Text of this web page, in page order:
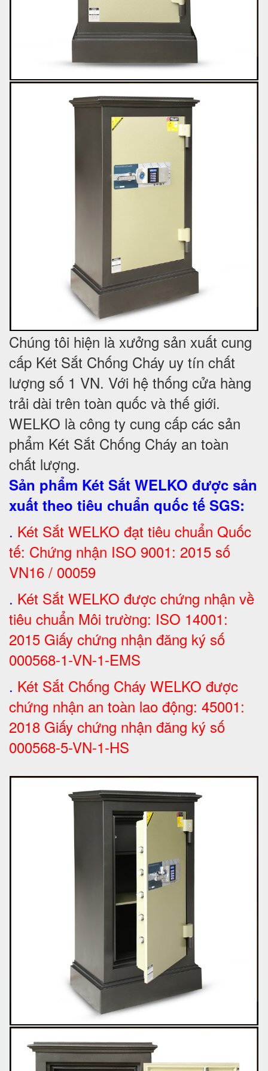
Chúng tôi hiện là xưởng sản xuất cung
cấp Két Sắt Chống Cháy uy tín chất
lượng số 1 VN. Với hệ thống cửa hàng
trải dài trên toàn quốc và thế giới.
WELKO là công ty cung cấp các sản
phẩm Két Sắt Chống Cháy an toàn
chất lượng.
Sản phẩm Két Sắt WELKO được sản
xuất theo tiêu chuẩn quốc tế SGS:
. Két Sắt WELKO đạt tiêu chuẩn Quốc
tế: Chứng nhận ISO 9001: 2015 số
VN16 / 00059
. Két Sắt WELKO được chứng nhận về
tiêu chuẩn Môi trường: ISO 14001:
2015 Giấy chứng nhận đăng ký số
000568-1-VN-1-EMS
. Két Sắt Chống Cháy WELKO được
chứng nhận an toàn lao động: 45001:
2018 Giấy chứng nhận đăng ký số
000568-5-VN-1-HS